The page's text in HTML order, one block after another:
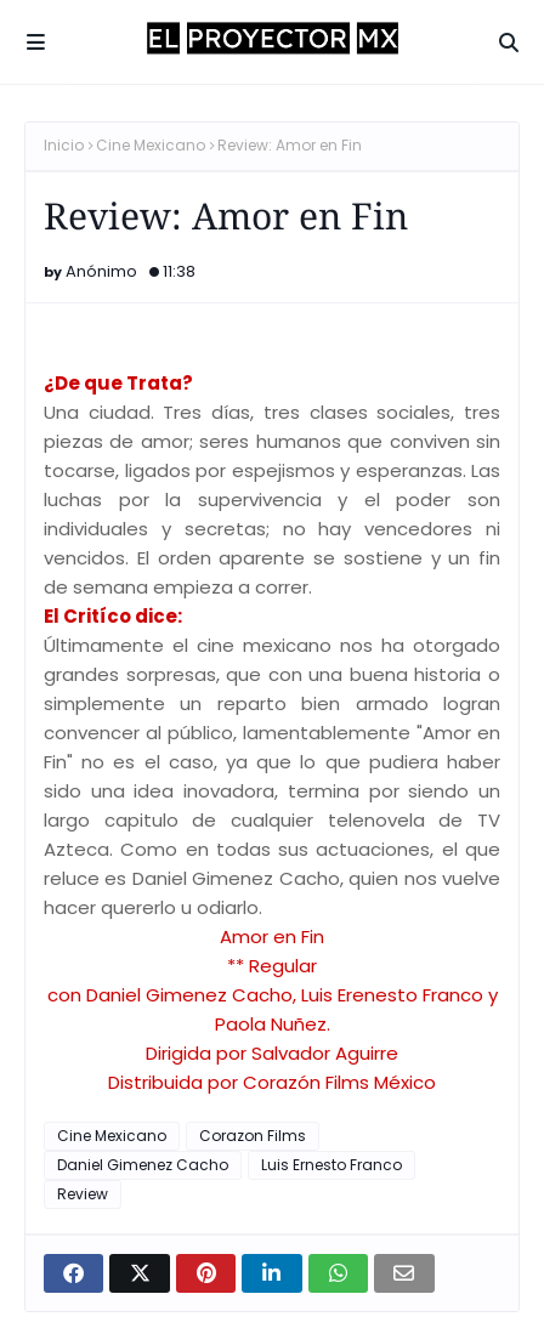
Inicio Cine Mexicano Review: Amor en Fin
Review: Amor en Fin
Anónimo 11:38
¿De que Trata?
Una ciudad. Tres días, tres clases sociales, tres
piezas de amor; seres humanos que conviven sin
tocarse, ligados por espejismos y esperanzas. Las
luchas por la supervivencia y el poder son
individuales y secretas; no hay vencedores ni
vencidos. El orden aparente se sostiene y un fin
de semana empieza a correr.
El Critíco dice:
Últimamente el cine mexicano nos ha otorgado
grandes sorpresas, que con una buena historia o
simplemente un reparto bien armado logran
convencer al público, lamentablemente "Amor en
Fin" no es el caso, ya que lo que pudiera haber
sido una idea inovadora, termina por siendo un
largo capitulo de cualquier telenovela de TV
Azteca. Como en todas sus actuaciones, el que
reluce es Daniel Gimenez Cacho, quien nos vuelve
hacer quererlo u odiarlo.
Amor en Fin
** Regular
con Daniel Gimenez Cacho, Luis Erenesto Franco y
Paola Nuñez.
Dirigida por Salvador Aguirre
Distribuida por Corazón Films México
Cine Mexicano
Corazon Films
Daniel Gimenez Cacho
Luis Ernesto Franco
Review